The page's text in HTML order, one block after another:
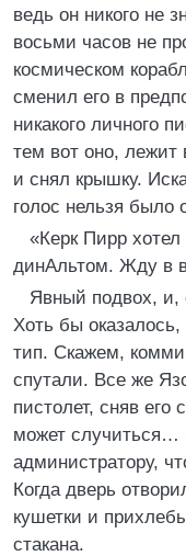
ведь он никого не
восьми часов не
космическом
сменил его в
никакого личного
тем вот оно, лежит
и снял крышку.
голос нельзя было
«Керк Пирр
динАльтом. Жду в
Явный подвох, и,
Хоть бы оказалось,
тип. Скажем,
спутали. Все же
пистолет, сняв его
может случиться…
администратору,
Когда дверь
кушетки и
стакана.